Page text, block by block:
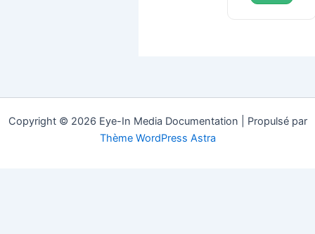
Copyright © 2026 Eye-In Media Documentation | Propulsé par
Thème WordPress Astra